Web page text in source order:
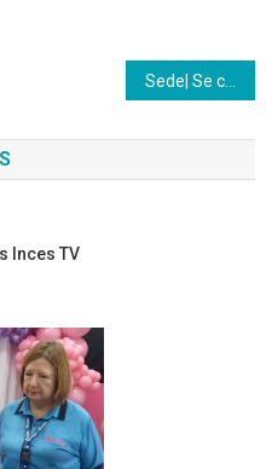
Sede| Se celebró Semana Internacional de las personas con Discapacidad Auditiva
Inces TV